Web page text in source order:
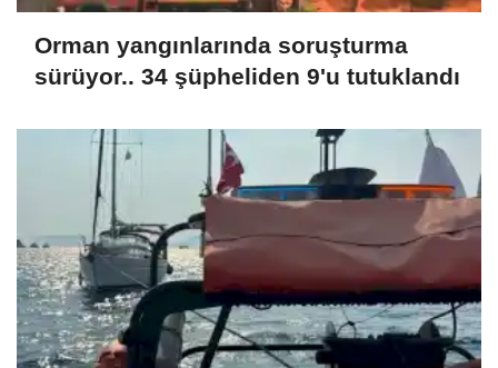
Orman yangınlarında soruşturma
sürüyor.. 34 şüpheliden 9'u tutuklandı